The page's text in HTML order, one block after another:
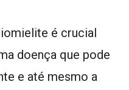
é crucial
doença que pode
e até mesmo a